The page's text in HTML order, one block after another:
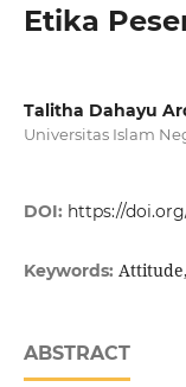
Etika
Talitha Dahayu
Universitas Islam
DOI: https://doi.org/
Keywords:
ABSTRACT